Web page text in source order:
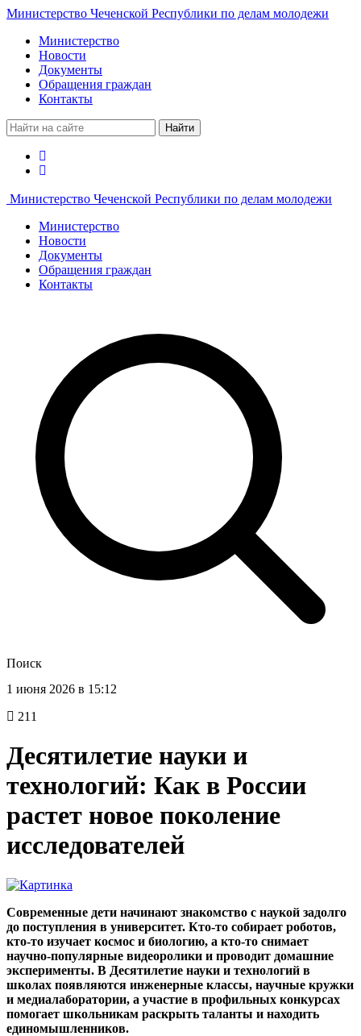
Министерство Чеченской Республики по делам молодежи
Министерство
Новости
Документы
Обращения граждан
Контакты
Найти
Министерство Чеченской Республики по делам молодежи
Министерство
Новости
Документы
Обращения граждан
Контакты
Поиск
1 июня 2026 в 15:12
211
Десятилетие науки и
технологий: Как в России
растет новое поколение
исследователей
Современные дети начинают знакомство с наукой задолго
до поступления в университет. Кто-то собирает роботов,
кто-то изучает космос и биологию, а кто-то снимает
научно-популярные видеоролики и проводит домашние
эксперименты. В Десятилетие науки и технологий в
школах появляются инженерные классы, научные кружки
и медиалаборатории, а участие в профильных конкурсах
помогает школьникам раскрыть таланты и находить
единомышленников.